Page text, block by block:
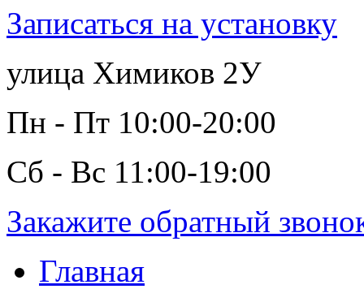
Записаться на установку
улица Химиков 2У
Пн - Пт 10:00-20:00
Сб - Вс 11:00-19:00
Закажите обратный
Главная